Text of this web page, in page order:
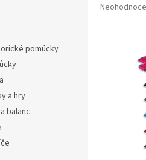
pomůcky
a hry
balanc
Průměrné